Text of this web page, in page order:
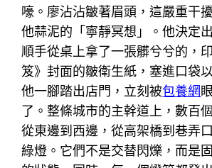
嚎。廖沾沾皺著眉頭，這嚴重干
他蒜泥的「寧靜冥想」。他決定
順手從桌上拿了一張髒兮兮的，
笈》封面的皺衛生紙，塞進口袋
他一腳踏出店門，立刻被包養網
了。整條城市的主幹道上，數百
從東邊到西邊，從高架橋到巷弄
綠燈。它們不是交替閃爍，而是